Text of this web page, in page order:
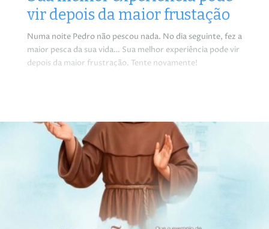
vir depois da maior frustação
Numa noite Pedro não pescou nada. No dia seguinte, fez a
maior pesca da sua vida… Sua melhor experiência pode vir
depois da maior frustração. Tente novamente!